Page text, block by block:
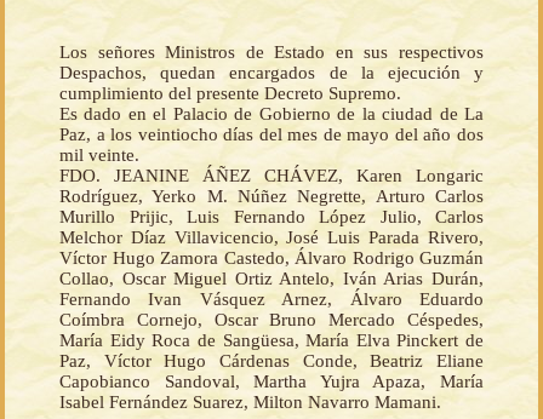
Los señores Ministros de Estado en sus respectivos
Despachos, quedan encargados de la ejecución y
cumplimiento del presente Decreto Supremo.
Es dado en el Palacio de Gobierno de la ciudad de La
Paz, a los veintiocho días del mes de mayo del año dos
mil veinte.
FDO. JEANINE ÁÑEZ CHÁVEZ, Karen Longaric
Rodríguez, Yerko M. Núñez Negrette, Arturo Carlos
Murillo Prijic, Luis Fernando López Julio, Carlos
Melchor Díaz Villavicencio, José Luis Parada Rivero,
Víctor Hugo Zamora Castedo, Álvaro Rodrigo Guzmán
Collao, Oscar Miguel Ortiz Antelo, Iván Arias Durán,
Fernando Ivan Vásquez Arnez, Álvaro Eduardo
Coímbra Cornejo, Oscar Bruno Mercado Céspedes,
María Eidy Roca de Sangüesa, María Elva Pinckert de
Paz, Víctor Hugo Cárdenas Conde, Beatriz Eliane
Capobianco Sandoval, Martha Yujra Apaza, María
Isabel Fernández Suarez, Milton Navarro Mamani.